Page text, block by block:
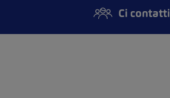
Ci contatti